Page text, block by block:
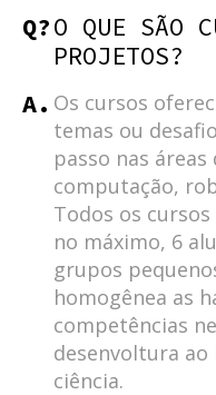
Q?O QUE SÃO
PROJETOS?
A. Os cursos
temas ou
passo nas
computação,
Todos os
no máximo, 6
grupos
homogênea as
competências
desenvoltura
ciência.